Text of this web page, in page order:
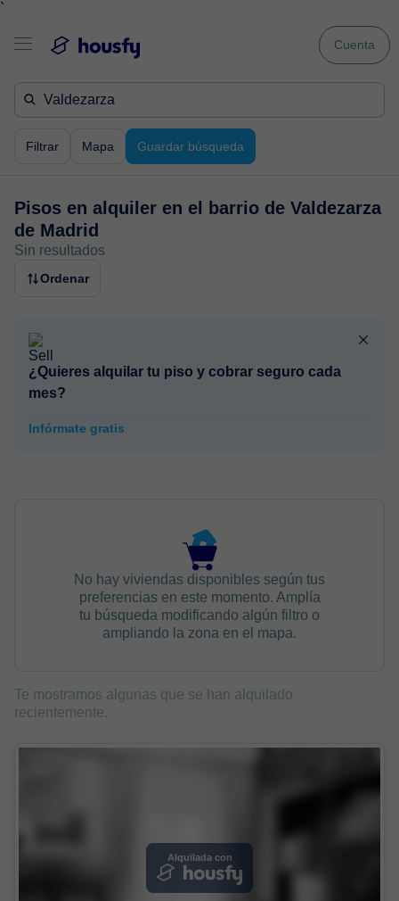
`
Cuenta
Filtrar Mapa Guardar búsqueda
Pisos en alquiler en el barrio de Valdezarza
de Madrid
Sin resultados
Ordenar
¿Quieres alquilar tu piso y cobrar seguro cada
mes?
Infórmate gratis
No hay viviendas disponibles según tus
preferencias en este momento. Amplía
tu búsqueda modificando algún filtro o
ampliando la zona en el mapa.
Te mostramos algunas que se han alquilado
recientemente.
Alquilada con